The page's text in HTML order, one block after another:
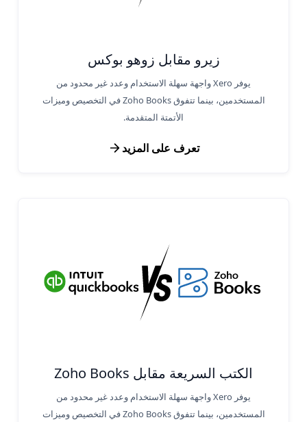
زيرو مقابل زوهو بوكس
يوفر Xero واجهة سهلة الاستخدام وعدد غير محدود من
المستخدمين، بينما تتفوق Zoho Books في التخصيص وميزات
الأتمتة المتقدمة.
تعرف على المزيد
الكتب السريعة مقابل Zoho Books
يوفر Xero واجهة سهلة الاستخدام وعدد غير محدود من
المستخدمين، بينما تتفوق Zoho Books في التخصيص وميزات